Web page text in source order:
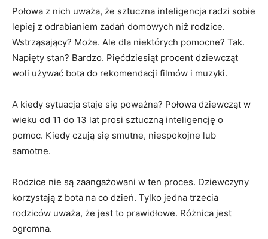
Połowa z nich uważa, że ​​sztuczna inteligencja radzi sobie
lepiej z odrabianiem zadań domowych niż rodzice.
Wstrząsający? Może. Ale dla niektórych pomocne? Tak.
Napięty stan? Bardzo. Pięćdziesiąt procent dziewcząt
woli używać bota do rekomendacji filmów i muzyki.
A kiedy sytuacja staje się poważna? Połowa dziewcząt w
wieku od 11 do 13 lat prosi sztuczną inteligencję o
pomoc. Kiedy czują się smutne, niespokojne lub
samotne.
Rodzice nie są zaangażowani w ten proces. Dziewczyny
korzystają z bota na co dzień. Tylko jedna trzecia
rodziców uważa, że ​​jest to prawidłowe. Różnica jest
ogromna.